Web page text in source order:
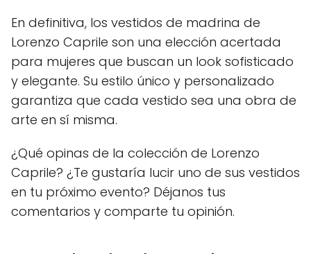
En definitiva, los vestidos de madrina de
Lorenzo Caprile son una elección acertada
para mujeres que buscan un look sofisticado
y elegante. Su estilo único y personalizado
garantiza que cada vestido sea una obra de
arte en sí misma.
¿Qué opinas de la colección de Lorenzo
Caprile? ¿Te gustaría lucir uno de sus vestidos
en tu próximo evento? Déjanos tus
comentarios y comparte tu opinión.